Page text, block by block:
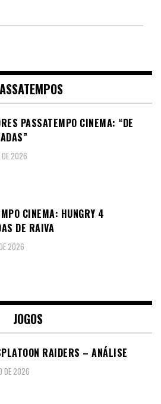
PASSATEMPO CINEMA: “DE
DE 2026
CINEMA: HUNGRY 4
DE RAIVA
2026
JOGOS
RAIDERS – ANÁLISE
DE 2026